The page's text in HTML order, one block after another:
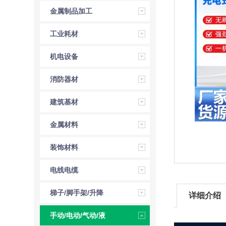
金属制品加工
工业耗材
机电设备
消防器材
建筑基材
金属材料
装饰材料
电线电缆
梯子/脚手架/升降
机
手动/电动/气动/液
详细介绍